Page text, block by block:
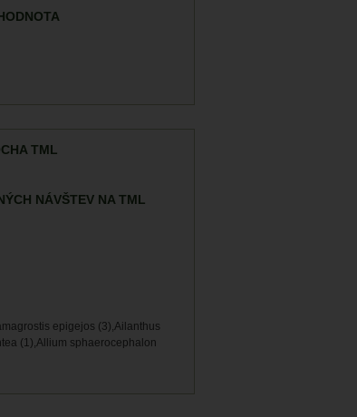
TML
NÁVŠTEV NA TML
epigejos (3),Ailanthus
(1),Allium sphaerocephalon